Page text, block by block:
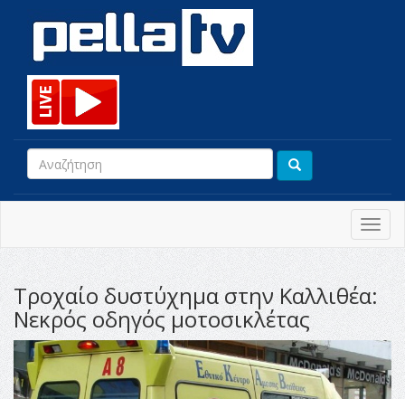
Τροχαίο δυστύχημα στην Καλλιθέα:
Νεκρός οδηγός μοτοσικλέτας